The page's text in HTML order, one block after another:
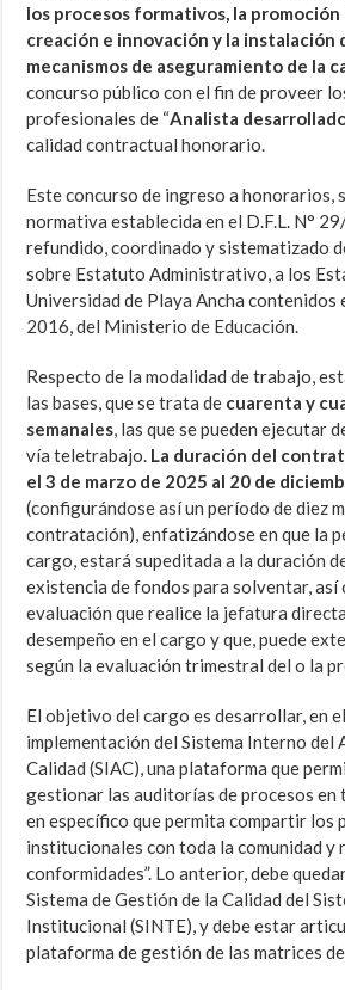
los procesos formativos, la
creación e innovación y la instalación
mecanismos de aseguramiento de la
concurso público con el fin de proveer
profesionales de “Analista
calidad contractual honorario.
Este concurso de ingreso a honorarios,
normativa establecida en el D.F.L. N°
refundido, coordinado y sistematizado
sobre Estatuto Administrativo, a los
Universidad de Playa Ancha contenidos
2016, del Ministerio de Educación.
Respecto de la modalidad de trabajo,
las bases, que se trata de cuarenta y
semanales, las que se pueden ejecutar
vía teletrabajo. La duración del
el 3 de marzo de 2025 al 20 de
(configurándose así un período de diez
contratación), enfatizándose en que la
cargo, estará supeditada a la duración
existencia de fondos para solventar, así
evaluación que realice la jefatura
desempeño en el cargo y que, puede
según la evaluación trimestral del o la
El objetivo del cargo es desarrollar, en
implementación del Sistema Interno del
Calidad (SIAC), una plataforma que
gestionar las auditorías de procesos
en específico que permita compartir los
institucionales con toda la comunidad y
conformidades”. Lo anterior, debe
Sistema de Gestión de la Calidad del
Institucional (SINTE), y debe estar
plataforma de gestión de las matrices